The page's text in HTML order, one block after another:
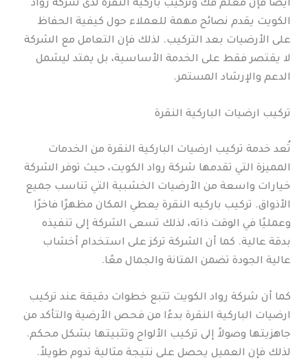
أيضًا فإن معلم فك وتركيب باركيه النقرة لدى شركة رواد
الكويت يقدم نصائح مهمة للعملاء حول كيفية الحفاظ
على الأرضيات بعد التركيب. لذلك فإن التعامل مع الشركة
لا يقتصر فقط على الخدمة الأساسية، بل يمتد ليشمل
الدعم والإرشاد المستمر.
تركيب ارضيات الباركية النقرة
تُعد خدمة تركيب ارضيات الباركية النقرة من الخدمات
المميزة التي تقدمها شركة رواد الكويت، حيث توفر الشركة
خيارات واسعة من الأرضيات الخشبية التي تناسب جميع
الأذواق. تركيب باركيه النقرة يعطي المكان مظهرًا فاخرًا
وعمليًا في الوقت ذاته، لذلك تسعى الشركة إلى تنفيذه
بدقة عالية. كما أن الشركة تركز على استخدام أخشاب
عالية الجودة تضمن المتانة والجمال معًا.
كما أن شركة رواد الكويت تتبع خطوات دقيقة عند تركيب
ارضيات الباركية النقرة بدءًا من فحص الأرضية والتأكد من
جاهزيتها وصولاً إلى تركيب الألواح وتثبيتها بشكل محكم.
لذلك فإن العميل يحصل على نتيجة مثالية تدوم طويلاً.